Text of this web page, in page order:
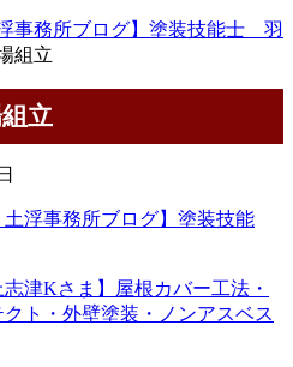
事務所ブログ】塗装技能士 羽
組立
立
浮事務所ブログ】塗装技能
津Kさま】屋根カバー工法・
ト・外壁塗装・ノンアスベス